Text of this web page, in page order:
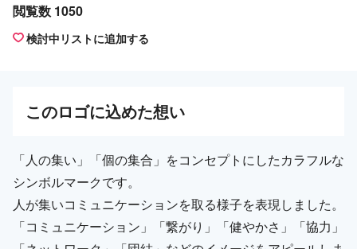
閲覧数 1050
検討中リストに追加する
このロゴに込めた想い
「人の集い」「個の集合」をコンセプトにしたカラフルな
シンボルマークです。
人が集いコミュニケーションを取る様子を表現しました。
「コミュニケーション」「繋がり」「健やかさ」「協力」